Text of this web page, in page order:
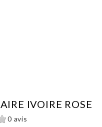
IVOIRE ROSE
0 avis